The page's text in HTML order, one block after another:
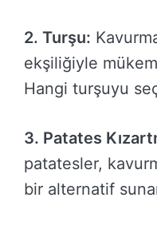
2. Turşu:
ekşiliğiyle
Hangi turşuyu
3. Patates
patatesler,
bir alternatif